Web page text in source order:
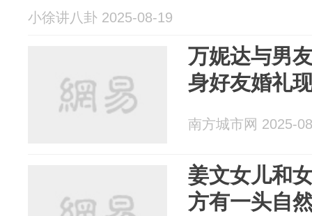
小徐讲八卦 2025-08-19
万妮达与男
身好友婚礼
南方城市网 2025-
姜文女儿和
方有一头自